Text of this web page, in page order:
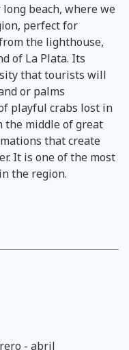
beach, where we
perfect for
the lighthouse,
of La Plata. Its
that tourists will
or palms
playful crabs lost in
the middle of great
that create
It is one of the most
the region.
- abril